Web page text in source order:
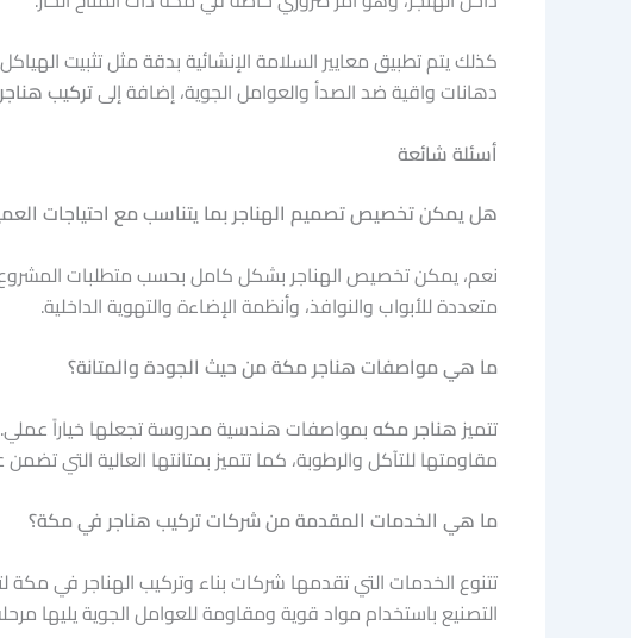
كذلك يتم تطبيق معايير السلامة الإنشائية بدقة مثل تثبيت
دهانات واقية ضد الصدأ والعوامل الجوية، إضافة إلىتركيب
أسئلة شائعة
هل يمكن تخصيص تصميم الهناجر بما يتناسب مع احتياجات
نعم، يمكن تخصيص الهناجر بشكل كامل بحسب متطلبات
متعددة للأبواب والنوافذ، وأنظمة الإضاءة والتهوية الداخلية.
ما هي مواصفات هناجر مكة من حيث الجودة والمتانة؟
تتميز هناجر مكهبمواصفات هندسية مدروسة تجعلها خياراً
مقاومتها للتآكل والرطوبة، كما تتميز بمتانتها العالية التي
ما هي الخدمات المقدمة من شركات تركيب هناجر في مكة؟
تتنوع الخدمات التي تقدمها شركات بناء وتركيب الهناجر في
التصنيع باستخدام مواد قوية ومقاومة للعوامل الجوية يليها